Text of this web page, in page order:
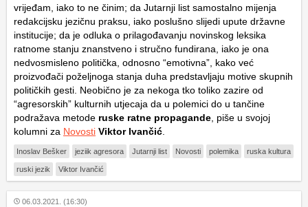
vrijeđam, iako to ne činim; da Jutarnji list samostalno mijenja
redakcijsku jezičnu praksu, iako poslušno slijedi upute državne
institucije; da je odluka o prilagođavanju novinskog leksika
ratnome stanju znanstveno i stručno fundirana, iako je ona
nedvosmisleno politička, odnosno “emotivna”, kako već
proizvođači poželjnoga stanja duha predstavljaju motive skupnih
političkih gesti. Neobično je za nekoga tko toliko zazire od
“agresorskih” kulturnih utjecaja da u polemici do u tančine
podražava metode ruske ratne propagande , piše u svojoj
kolumni za Novosti Viktor Ivančić
Inoslav Bešker jeziik agresora Jutarnji list Novosti polemika ruska kultura
ruski jezik Viktor Ivančić
06.03.2021. (16:30)